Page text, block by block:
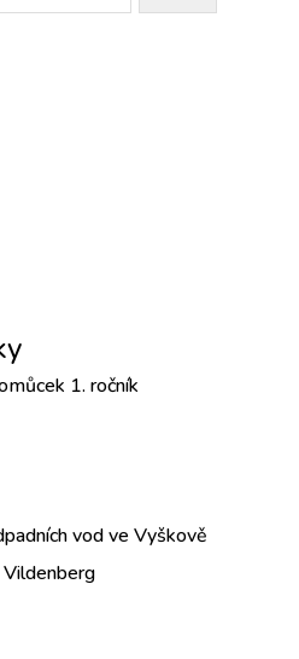
1. ročník
vod ve Vyškově